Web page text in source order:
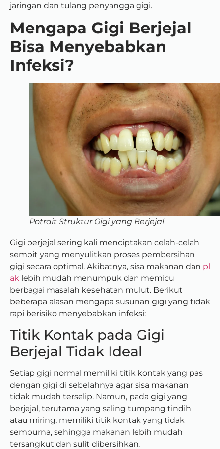
jaringan dan tulang penyangga gigi.
Mengapa Gigi Berjejal
Bisa Menyebabkan
Infeksi?
Potrait Struktur Gigi yang Berjejal
Gigi berjejal sering kali menciptakan celah-celah
sempit yang menyulitkan proses pembersihan
gigi secara optimal. Akibatnya, sisa makanan dan pl
ak lebih mudah menumpuk dan memicu
berbagai masalah kesehatan mulut. Berikut
beberapa alasan mengapa susunan gigi yang tidak
rapi berisiko menyebabkan infeksi:
Titik Kontak pada Gigi
Berjejal Tidak Ideal
Setiap gigi normal memiliki titik kontak yang pas
dengan gigi di sebelahnya agar sisa makanan
tidak mudah terselip. Namun, pada gigi yang
berjejal, terutama yang saling tumpang tindih
atau miring, memiliki titik kontak yang tidak
sempurna, sehingga makanan lebih mudah
tersangkut dan sulit dibersihkan.